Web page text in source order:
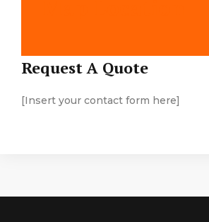
Request A Quote
[Insert your contact form here]